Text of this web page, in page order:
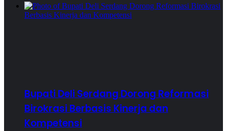
Bupati Deli Serdang Dorong Reformasi
Birokrasi Berbasis Kinerja dan
Kompetensi